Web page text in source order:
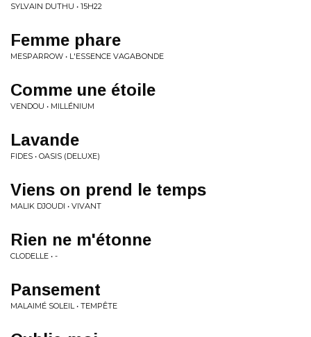
SYLVAIN DUTHU • 15H22
Femme phare
MESPARROW • L'ESSENCE VAGABONDE
Comme une étoile
VENDOU • MILLÉNIUM
Lavande
FIDES • OASIS (DELUXE)
Viens on prend le temps
MALIK DJOUDI • VIVANT
Rien ne m'étonne
CLODELLE • -
Pansement
MALAIMÉ SOLEIL • TEMPÊTE